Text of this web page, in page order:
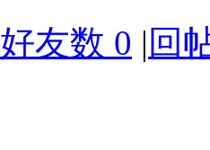
好友数 0 | 回